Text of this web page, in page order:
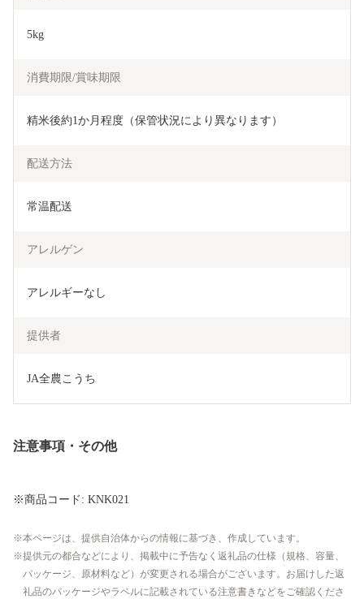
5kg
消費期限/賞味期限
精米後約1か月程度（保管状況により異なります）
配送方法
常温配送
アレルゲン
アレルギーなし
提供者
JA全農こうち
注意事項・その他
※商品コード: KNK021
本ページは、提供自治体からの情報に基づき、作成しています。
提供元の都合などにより、掲載中に予告なく返礼品の仕様（規格、容量、
パッケージ、原材料など）が変更される場合がございます。お届けした返
礼品のパッケージやラベルに記載されている注意書きなどをご確認くださ